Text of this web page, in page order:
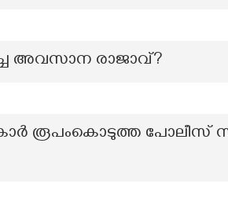
അവസാന രാജാവ്?
രൂപംകൊടുത്ത പോലീസ്